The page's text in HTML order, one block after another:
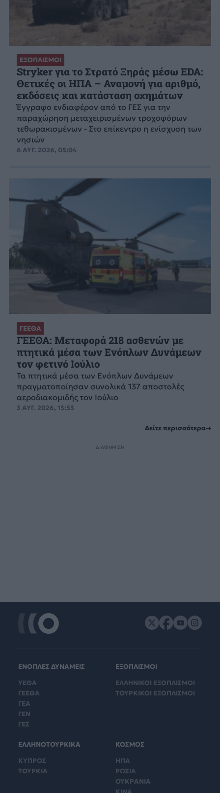
ΕΞΟΠΛΙΣΜΟΙ
Stryker για το Στρατό Ξηράς μέσω EDA:
Θετικές οι ΗΠΑ – Αναμονή για αριθμό,
εκδόσεις και κατάσταση οχημάτων
Έγγραφο ενδιαφέρον από το ΓΕΣ για την
παραχώρηση μεταχειρισμένων τροχοφόρων
τεθωρακισμένων - Στο επίκεντρο η ενίσχυση των
νησιών
6 ΑΥΓ. 2026, 05:04
ΓΕΕΘΑ
ΓΕΕΘΑ: Μεταφορά 218 ασθενών με
πτητικά μέσα των Ενόπλων Δυνάμεων
τον φετινό Ιούλιο
Τα πτητικά μέσα των Ενόπλων Δυνάμεων
πραγματοποίησαν συνολικά 137 αποστολές
αεροδιακομιδής τον Ιούλιο
3 ΑΥΓ. 2026, 13:53
Δείτε περισσότερα
ΔΙΑΦΗΜΙΣΗ
ΕΝΟΠΛΕΣ ΔΥΝΑΜΕΙΣ
ΥΕΘΑ
ΓΕΕΘΑ
ΓΕΑ
ΓΕΝ
ΓΕΣ
ΕΞΟΠΛΙΣΜΟΙ
ΕΛΛΗΝΙΚΟΙ ΕΞΟΠΛΙΣΜΟΙ
ΤΟΥΡΚΙΚΟΙ ΕΞΟΠΛΙΣΜΟΙ
ΕΛΛΗΝΟΤΟΥΡΚΙΚΑ
ΚΥΠΡΟΣ
ΤΟΥΡΚΙΑ
ΚΟΣΜΟΣ
ΗΠΑ
ΡΩΣΙΑ
ΟΥΚΡΑΝΙΑ